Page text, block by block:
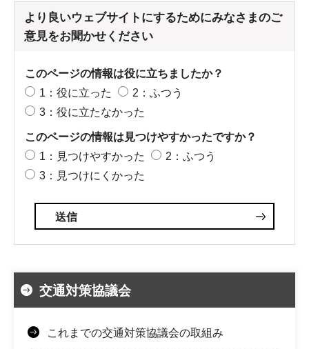
より良いウェブサイトにするためにみなさまのご
意見をお聞かせください
このページの情報は役に立ちましたか？
1：役に立った
2：ふつう
3：役に立たなかった
このページの情報は見つけやすかったですか？
1：見つけやすかった
2：ふつう
3：見つけにくかった
交通対策協議会
これまでの交通対策協議会の取組み